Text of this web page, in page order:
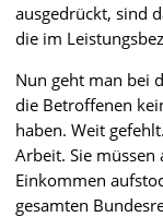
ausgedrückt, sind
die im
Nun geht man bei
die Betroffenen
haben. Weit
Arbeit. Sie müssen
Einkommen
gesamten